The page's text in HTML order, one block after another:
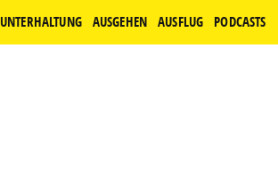
UNTERHALTUNG AUSGEHEN AUSFLUG PODCASTS